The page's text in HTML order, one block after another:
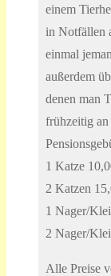
einem
in Notfällen
einmal
außerdem
denen man
frühzeitig an
1 Katze
2 Katzen
1 Nager/
2 Nager/
Alle Preise